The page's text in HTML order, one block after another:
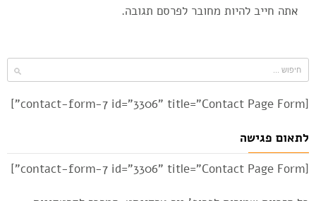
אתה חייב להיות מחובר לפרסם תגובה.
[contact-form-7 id="3306" title="Contact Page Form"]
לתאום פגישה
[contact-form-7 id="3306" title="Contact Page Form"]